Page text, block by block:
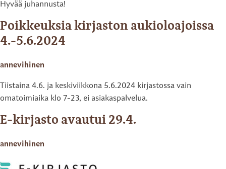
Hyvää juhannusta!
Poikkeuksia kirjaston aukioloajoissa
4.-5.6.2024
annevihinen
Tiistaina 4.6. ja keskiviikkona 5.6.2024 kirjastossa vain
omatoimiaika klo 7-23, ei asiakaspalvelua.
E-kirjasto avautui 29.4.
annevihinen